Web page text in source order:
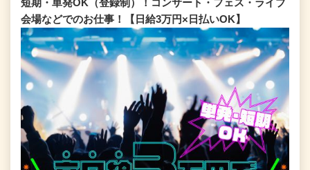
短期・単発OK（登録制）！コンサート・フェス・ライブ
会場などでのお仕事！【日給3万円×日払いOK】